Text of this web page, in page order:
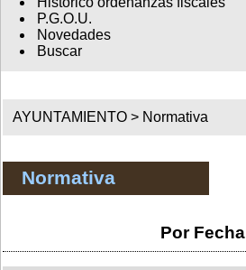
P.G.O.U.
Novedades
Buscar
AYUNTAMIENTO > Normativa
Normativa
Por Fecha